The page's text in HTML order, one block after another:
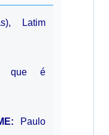
Latim
que é
Paulo